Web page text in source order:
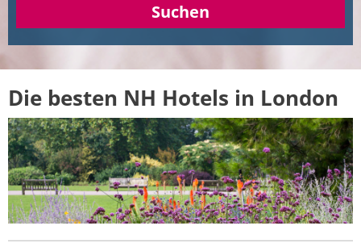
Suchen
Die besten NH Hotels in London